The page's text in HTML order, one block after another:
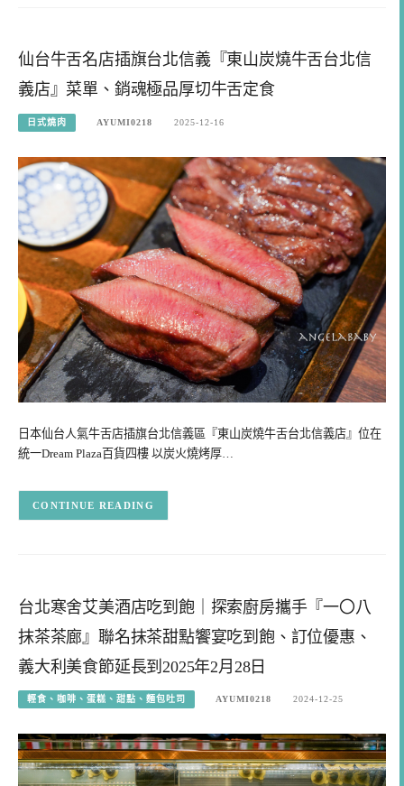
仙台牛舌名店插旗台北信義『東山炭燒牛舌台北信
義店』菜單、銷魂極品厚切牛舌定食
日式燒肉 AYUMI0218 2025-12-16
日本仙台人氣牛舌店插旗台北信義區『東山炭燒牛舌台北信義店』位在
統一Dream Plaza百貨四樓 以炭火燒烤厚…
CONTINUE READING
台北寒舍艾美酒店吃到飽｜探索廚房攜手『一〇八
抹茶茶廊』聯名抹茶甜點饗宴吃到飽、訂位優惠、
義大利美食節延長到2025年2月28日
輕食、咖啡、蛋糕、甜點、麵包吐司 AYUMI0218 2024-12-25